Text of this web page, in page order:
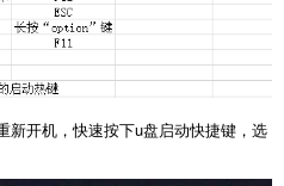
新开机，快速按下u盘启动快捷键，选